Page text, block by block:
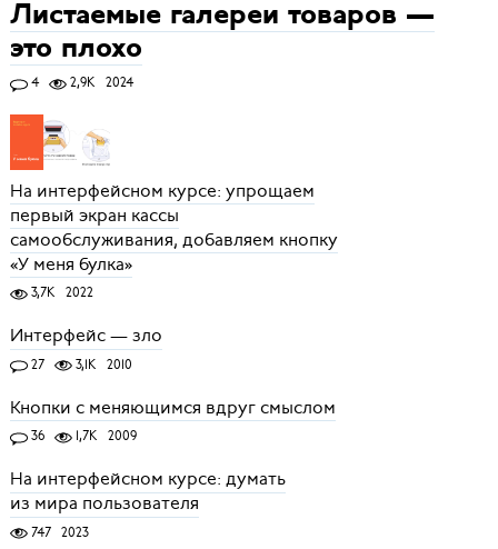
Листаемые галереи товаров —
это плохо
4 2,9K 2024
На интерфейсном курсе: упрощаем
первый экран кассы
самообслуживания, добавляем кнопку
«У меня булка»
3,7K 2022
Интерфейс — зло
27 3,1K 2010
Кнопки с меняющимся вдруг смыслом
36 1,7K 2009
На интерфейсном курсе: думать
из мира пользователя
747 2023